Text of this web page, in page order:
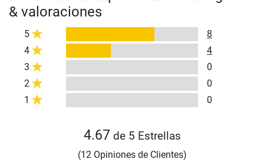
& valoraciones
5
8
4
4
3
0
2
0
1
0
4.67 de 5 Estrellas
(12 Opiniones de Clientes)